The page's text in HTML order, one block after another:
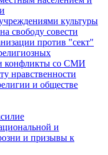
культуры
свободу совести
против "сект"
конфликты со СМИ
нравственности
и обществе
и
и призывы к